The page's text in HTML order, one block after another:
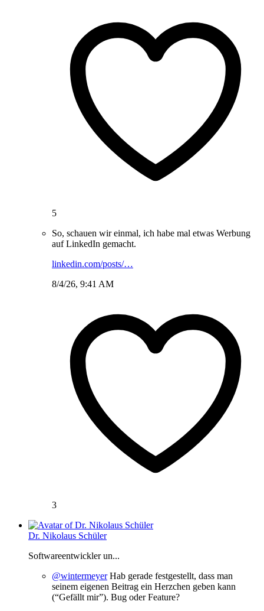
5
So, schauen wir einmal, ich habe mal etwas Werbung
auf LinkedIn gemacht.
linkedin.com/posts/…
8/4/26, 9:41 AM
3
Dr. Nikolaus Schüler
Softwareentwickler un...
@wintermeyerHab gerade festgestellt, dass man
seinem eigenen Beitrag ein Herzchen geben kann
(“Gefällt mir”). Bug oder Feature?